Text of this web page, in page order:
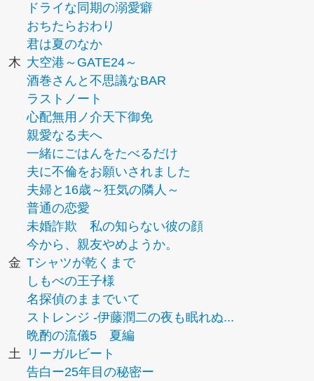
ドライな同期の溺愛癖
おちたらおわり
君は夏のなか
木 大空港～GATE24～
酒巻さんと不思議なBAR
ラストノート
心配無用ノ介天下御免
親愛なる夫へ
一緒にごはんをたべるだけ
夫に不倫をお願いされました
夫婦と16歳～狂気の隣人～
普通の恋愛
未婚詐欺 私の知らない彼の顔
今から、親友やめようか。
金 Tシャツが乾くまで
しもべの王子様
名探偵のままでいて
ストレンジ -伊藤潤二の夜も眠れぬ...
晩酌の流儀5 夏編
土
リーガルビート
告白ー25年目の秘密ー